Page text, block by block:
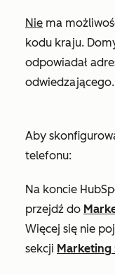
Nie ma
kodu kraju.
odpowiadał
odwiedzającego.
Aby
telefonu:
Na koncie
przejdź do
Więcej się nie
sekcji Marketing